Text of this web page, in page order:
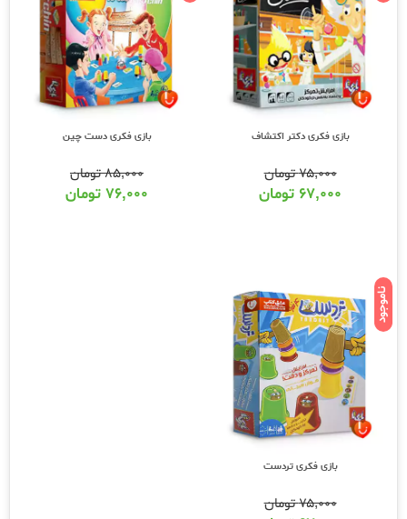
بازی فکری دکتر اکتشاف
۷۵,۰۰۰تومان
۶۷,۰۰۰ تومان
بازی فکری دست چین
۸۵,۰۰۰تومان
۷۶,۰۰۰ تومان
ناموجود
بازی فکری تردست
۷۵,۰۰۰تومان